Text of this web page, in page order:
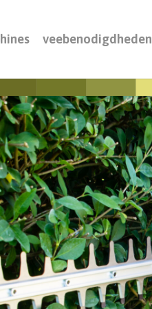
veebenodigdheden